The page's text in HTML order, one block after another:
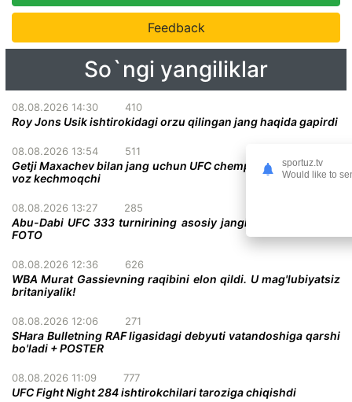
Feedback
So`ngi yangiliklar
08.08.2026 14:30 410
Roy Jons Usik ishtirokidagi orzu qilingan jang haqida gapirdi
08.08.2026 13:54 511
Getji Maxachev bilan jang uchun UFC chempionlik kamaridan
voz kechmoqchi
08.08.2026 13:27 285
Abu-Dabi UFC 333 turnirining asosiy jangi deyarli malum +
FOTO
08.08.2026 12:36 626
WBA Murat Gassievning raqibini elon qildi. U mag'lubiyatsiz
britaniyalik!
08.08.2026 12:06 271
SHara Bulletning RAF ligasidagi debyuti vatandoshiga qarshi
bo'ladi + POSTER
08.08.2026 11:09 777
UFC Fight Night 284 ishtirokchilari taroziga chiqishdi
sportuz.tv
Would like to